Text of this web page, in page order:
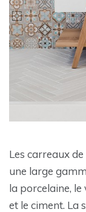
Les carreaux
une large
la porcelaine,
et le ciment. La